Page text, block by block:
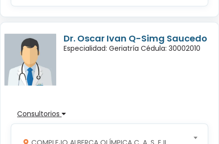
Dr. Oscar Ivan Q-Simg Saucedo
Especialidad: Geriatría Cédula: 30002010
Consultorios